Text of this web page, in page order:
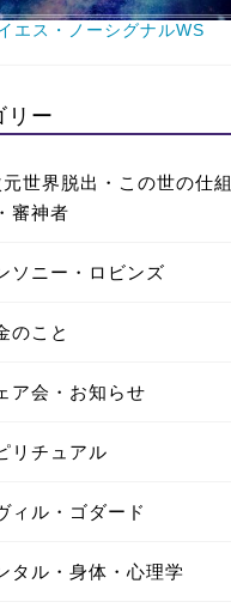
エス・ノーシグナルWS
リー
世界脱出・この世の仕組
審神者
ソニー・ロビンズ
のこと
ア会・お知らせ
リチュアル
ィル・ゴダード
タル・身体・心理学